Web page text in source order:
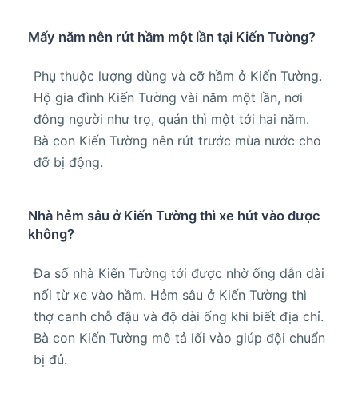
Mấy năm nên rút hầm một lần tại Kiến Tường?
Phụ thuộc lượng dùng và cỡ hầm ở Kiến Tường.
Hộ gia đình Kiến Tường vài năm một lần, nơi
đông người như trọ, quán thì một tới hai năm.
Bà con Kiến Tường nên rút trước mùa nước cho
đỡ bị động.
Nhà hẻm sâu ở Kiến Tường thì xe hút vào được
không?
Đa số nhà Kiến Tường tới được nhờ ống dẫn dài
nối từ xe vào hầm. Hẻm sâu ở Kiến Tường thì
thợ canh chỗ đậu và độ dài ống khi biết địa chỉ.
Bà con Kiến Tường mô tả lối vào giúp đội chuẩn
bị đủ.